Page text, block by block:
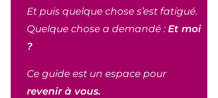
Et puis quelque chose s’est fatigué.
Quelque chose a demandé : Et moi
?
Ce guide est un espace pour
revenir à vous.